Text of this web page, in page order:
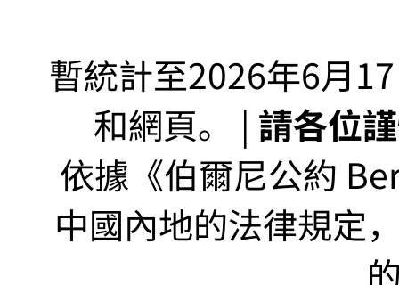
暫統計至2026年6月
和網頁。 | 請各位
依據《伯爾尼公約
中國內地的法律規定